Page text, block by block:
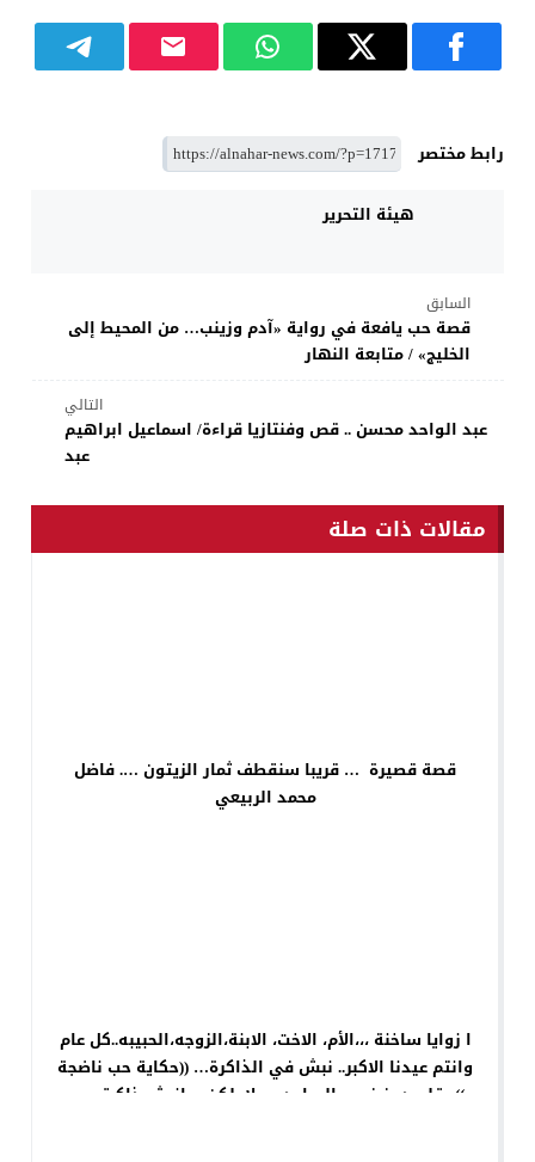
رابط مختصر
هيئة التحرير
السابق
قصة حب يافعة في رواية «آدم وزينب… من المحيط إلى
الخليج» / متابعة النهار
التالي
عبد الواحد محسن .. قص وفنتازيا قراءة/ اسماعيل ابراهيم
عبد
مقالات ذات صلة
قصة قصيرة … قريبا سنقطف ثمار الزيتون …. فاضل
محمد الربيعي
ا زوايا ساخنة ،،،الأم، الاخت، الابنة،الزوجه،الحبيبه..كل عام
وانتم عيدنا الاكبر.. نبش في الذاكرة… ((حكاية حب ناضجة
)) بقلم د.عزيز جبر الساعدي : لاجلكن سانبش ذاكرتي …